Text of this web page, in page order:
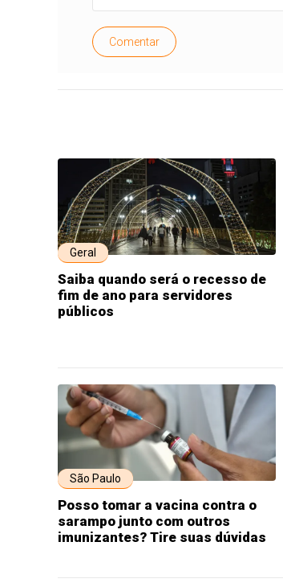
Comentar
Geral
Saiba quando será o recesso de
fim de ano para servidores
públicos
São Paulo
Posso tomar a vacina contra o
sarampo junto com outros
imunizantes? Tire suas dúvidas